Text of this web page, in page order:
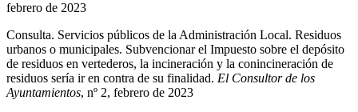
febrero de 2023
Consulta. Servicios públicos de la Administración Local. Residuos
urbanos o municipales. Subvencionar el Impuesto sobre el depósito
de residuos en vertederos, la incineración y la conincineración de
residuos sería ir en contra de su finalidad. El Consultor de los
Ayuntamientos, nº 2, febrero de 2023